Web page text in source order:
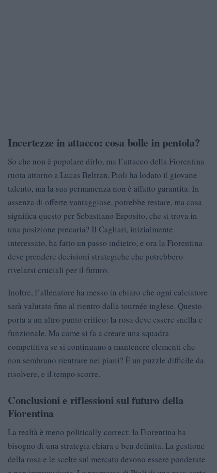
Incertezze in attacco: cosa bolle in pentola?
So che non è popolare dirlo, ma l’attacco della Fiorentina
ruota attorno a Lucas Beltran. Pioli ha lodato il giovane
talento, ma la sua permanenza non è affatto garantita. In
assenza di offerte vantaggiose, potrebbe restare, ma cosa
significa questo per Sebastiano Esposito, che si trova in
una posizione precaria? Il Cagliari, inizialmente
interessato, ha fatto un passo indietro, e ora la Fiorentina
deve prendere decisioni strategiche che potrebbero
rivelarsi cruciali per il futuro.
Inoltre, l’allenatore ha messo in chiaro che ogni calciatore
sarà valutato fino al rientro dalla tournée inglese. Questo
porta a un altro punto critico: la rosa deve essere snella e
funzionale. Ma come si fa a creare una squadra
competitiva se si continuano a mantenere elementi che
non sembrano rientrare nei piani? È un puzzle difficile da
risolvere, e il tempo scorre.
Conclusioni e riflessioni sul futuro della
Fiorentina
La realtà è meno politically correct: la Fiorentina ha
bisogno di una strategia chiara e ben definita. La gestione
della rosa e le scelte sul mercato devono essere ponderate